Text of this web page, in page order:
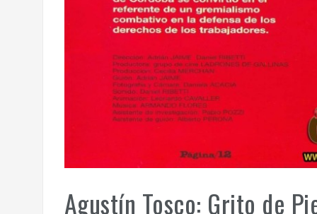
Agustín Tosco: Grito de